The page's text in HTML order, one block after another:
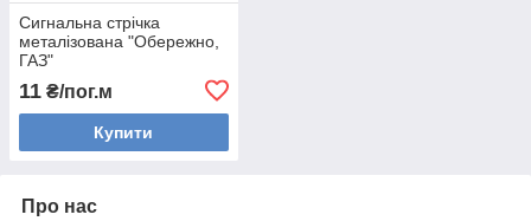
Сигнальна стрічка
металізована "Обережно,
ГАЗ"
11 ₴/пог.м
Купити
Про нас